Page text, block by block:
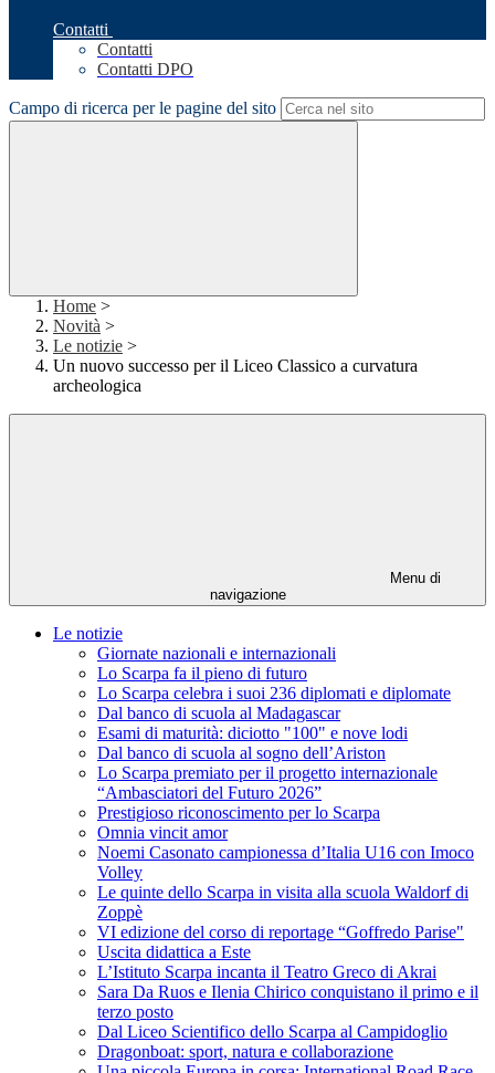
Contatti
Contatti
Contatti DPO
Campo di ricerca per le pagine del sito
Home >
Novità >
Le notizie >
Un nuovo successo per il Liceo Classico a curvatura
archeologica
Menu di
navigazione
Le notizie
Giornate nazionali e internazionali
Lo Scarpa fa il pieno di futuro
Lo Scarpa celebra i suoi 236 diplomati e diplomate
Dal banco di scuola al Madagascar
Esami di maturità: diciotto "100" e nove lodi
Dal banco di scuola al sogno dell’Ariston
Lo Scarpa premiato per il progetto internazionale
“Ambasciatori del Futuro 2026”
Prestigioso riconoscimento per lo Scarpa
Omnia vincit amor
Noemi Casonato campionessa d’Italia U16 con Imoco
Volley
Le quinte dello Scarpa in visita alla scuola Waldorf di
Zoppè
VI edizione del corso di reportage “Goffredo Parise"
Uscita didattica a Este
L’Istituto Scarpa incanta il Teatro Greco di Akrai
Sara Da Ruos e Ilenia Chirico conquistano il primo e il
terzo posto
Dal Liceo Scientifico dello Scarpa al Campidoglio
Dragonboat: sport, natura e collaborazione